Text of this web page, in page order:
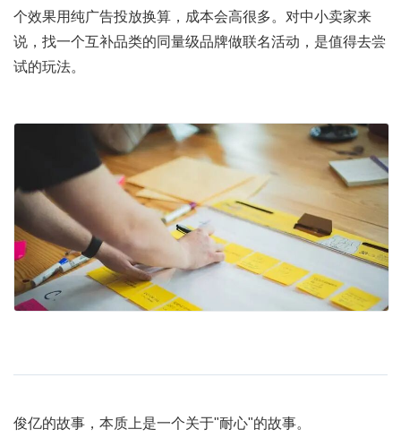
个效果用纯广告投放换算，成本会高很多。对中小卖家来
说，找一个互补品类的同量级品牌做联名活动，是值得去尝
试的玩法。
俊亿的故事，本质上是一个关于"耐心"的故事。